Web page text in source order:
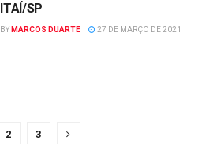
ITAÍ/SP
BY MARCOS DUARTE 27 DE MARÇO DE 2021
2 3